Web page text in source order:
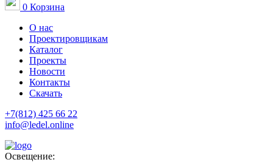
0 Корзина
О нас
Проектировщикам
Каталог
Проекты
Новости
Контакты
Скачать
+7(812) 425 66 22
info@ledel.online
Освещение: